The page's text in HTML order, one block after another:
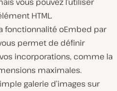
HTML.
fonctionnalité oEmbed par
permet de définir
incorporations, comme la
maximales.
galerie d’images sur